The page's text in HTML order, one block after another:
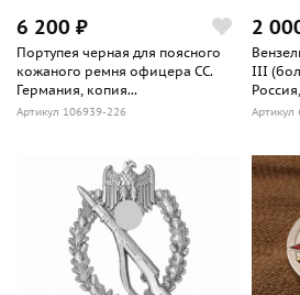
6 200 ₽
Портупея черная для поясного
кожаного ремня офицера СС.
Германия, копия...
Артикул 106939-226
2
III
Артикул